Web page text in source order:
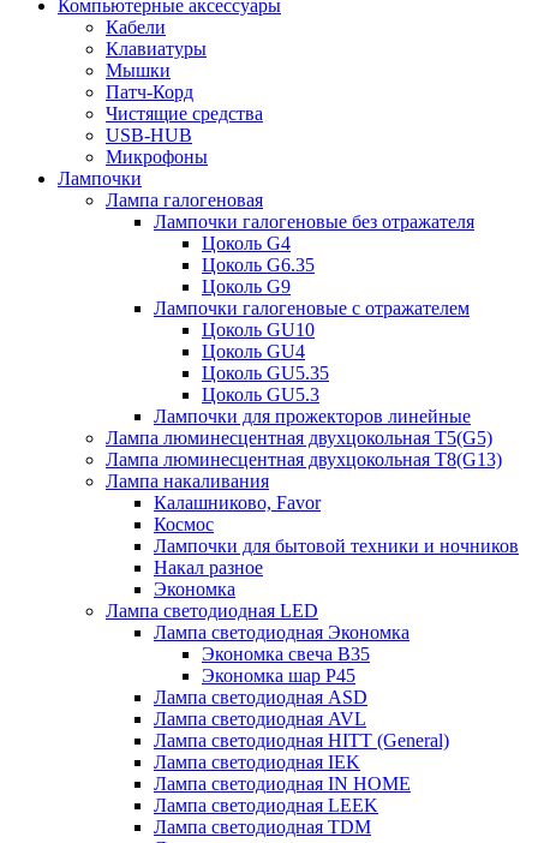
Компьютерные аксессуары
Кабели
Клавиатуры
Мышки
Патч-Корд
Чистящие средства
USB-HUB
Микрофоны
Лампочки
Лампа галогеновая
Лампочки галогеновые без отражателя
Цоколь G4
Цоколь G6.35
Цоколь G9
Лампочки галогеновые с отражателем
Цоколь GU10
Цоколь GU4
Цоколь GU5.35
Цоколь GU5.3
Лампочки для прожекторов линейные
Лампа люминесцентная двухцокольная Т5(G5)
Лампа люминесцентная двухцокольная Т8(G13)
Лампа накаливания
Калашниково, Favor
Космос
Лампочки для бытовой техники и ночников
Накал разное
Экономка
Лампа светодиодная LED
Лампа светодиодная Экономка
Экономка свеча B35
Экономка шар P45
Лампа светодиодная ASD
Лампа светодиодная AVL
Лампа светодиодная HITT (General)
Лампа светодиодная IEK
Лампа светодиодная IN HOME
Лампа светодиодная LEEK
Лампа светодиодная TDM